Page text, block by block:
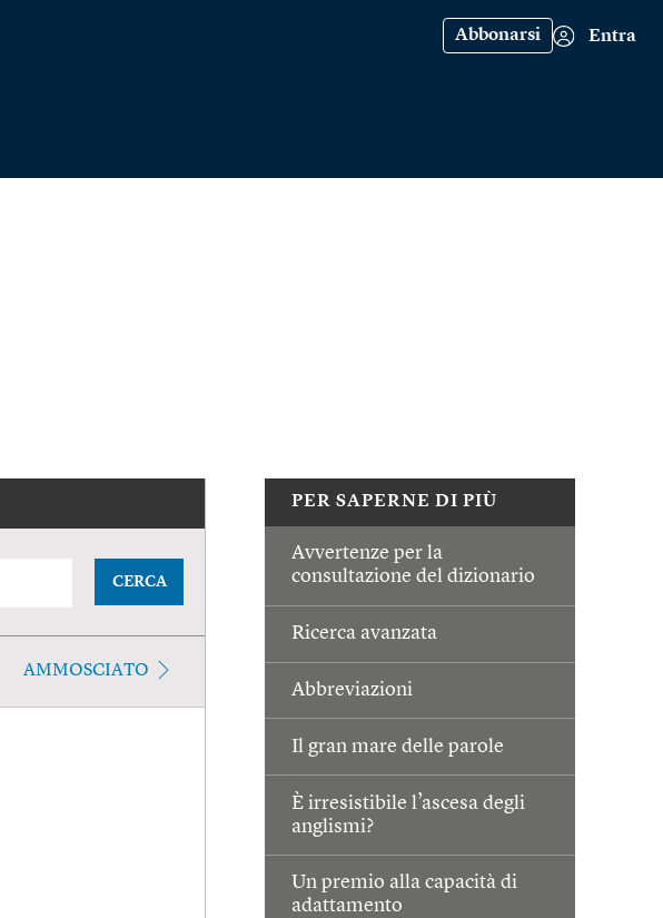
Abbonarsi Entra
PER SAPERNE DI PIÙ
Avvertenze per la
consultazione del dizionario
Ricerca avanzata
Abbreviazioni
Il gran mare delle parole
È irresistibile l’ascesa degli
anglismi?
Un premio alla capacità di
adattamento
CERCA
AMMOSCIATO